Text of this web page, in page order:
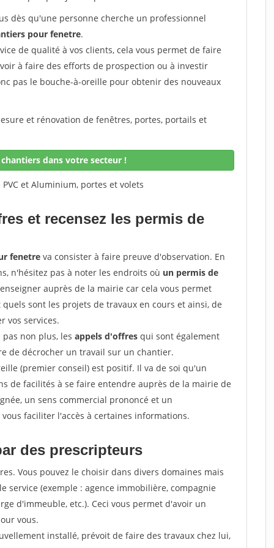
dès qu'une personne cherche un professionnel
pour fenetre.
de qualité à vos clients, cela vous permet de faire
à faire des efforts de prospection ou à investir
pas le bouche-à-oreille pour obtenir des nouveaux
et rénovation de fenêtres, portes, portails et
dans votre secteur !
et Aluminium, portes et volets
et recensez les permis de
fenetre va consister à faire preuve d'observation. En
n'hésitez pas à noter les endroits où un permis de
auprès de la mairie car cela vous permet
sont les projets de travaux en cours et ainsi, de
vos services.
pas non plus, les appels d'offres qui sont également
de décrocher un travail sur un chantier.
(premier conseil) est positif. Il va de soi qu'un
de facilités à se faire entendre auprès de la mairie de
un sens commercial prononcé et un
faciliter l'accès à certaines informations.
des prescripteurs
Vous pouvez le choisir dans divers domaines mais
service (exemple : agence immobilière, compagnie
d'immeuble, etc.). Ceci vous permet d'avoir un
vous.
installé, prévoit de faire des travaux chez lui,